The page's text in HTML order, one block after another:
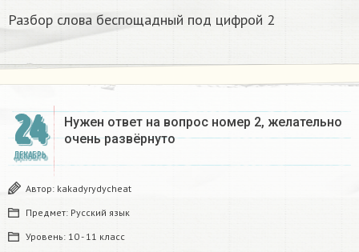
Разбор слова беспощадный под цифрой 2
24
ДЕКАБРЬ
Нужен ответ на вопрос номер 2, желательно
очень развёрнуто
Автор: kakadyrydycheat
Предмет: Русский язык
Уровень: 10 - 11 класс